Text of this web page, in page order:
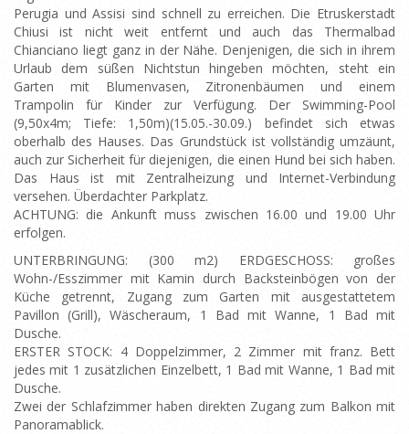
Perugia und Assisi sind schnell zu erreichen. Die Etruskerstadt
Chiusi ist nicht weit entfernt und auch das Thermalbad
Chianciano liegt ganz in der Nähe. Denjenigen, die sich in ihrem
Urlaub dem süßen Nichtstun hingeben möchten, steht ein
Garten mit Blumenvasen, Zitronenbäumen und einem
Trampolin für Kinder zur Verfügung. Der Swimming-Pool
(9,50x4m; Tiefe: 1,50m)(15.05.-30.09.) befindet sich etwas
oberhalb des Hauses. Das Grundstück ist vollständig umzäunt,
auch zur Sicherheit für diejenigen, die einen Hund bei sich haben.
Das Haus ist mit Zentralheizung und Internet-Verbindung
versehen. Überdachter Parkplatz.
ACHTUNG: die Ankunft muss zwischen 16.00 und 19.00 Uhr
erfolgen.
UNTERBRINGUNG: (300 m2) ERDGESCHOSS: großes
Wohn-/Esszimmer mit Kamin durch Backsteinbögen von der
Küche getrennt, Zugang zum Garten mit ausgestattetem
Pavillon (Grill), Wäscheraum, 1 Bad mit Wanne, 1 Bad mit
Dusche.
ERSTER STOCK: 4 Doppelzimmer, 2 Zimmer mit franz. Bett
jedes mit 1 zusätzlichen Einzelbett, 1 Bad mit Wanne, 1 Bad mit
Dusche.
Zwei der Schlafzimmer haben direkten Zugang zum Balkon mit
Panoramablick.